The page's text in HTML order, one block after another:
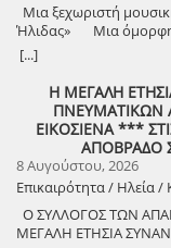
Μια ξεχωριστή
Ήλιδας» Μια όμορφη
μελωδίες, πολιτισμό
Ζαχάρως, στο πλαίσιο
Προγράμματος. Τη
του Γυμνασίου
Χρώματα της Ήλιδας»
πρόγραμμα. Μια
διαφορετικών ηλικιών
προσφέρει σε
έξοδο. Ο Δήμος Ζαχάρως
δημιουργεί αφορμές
Δευτέρα 10
[...]
Η ΜΕΓΑΛΗ
ΠΝΕΥΜΑΤΙΚΩΝ
ΕΙΚΟΣΙΕΝΑ ***
ΑΠΟΒΡΑΔΟ
8 Αυγούστου, 2026
Επικαιρότητα / Ηλεία
Ο ΣΥΛΛΟΓΟΣ ΤΩΝ
ΜΕΓΑΛΗ ΕΤΗΣΙΑ